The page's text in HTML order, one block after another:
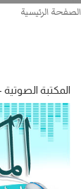
الصفحة الرئيسية
المکتبة